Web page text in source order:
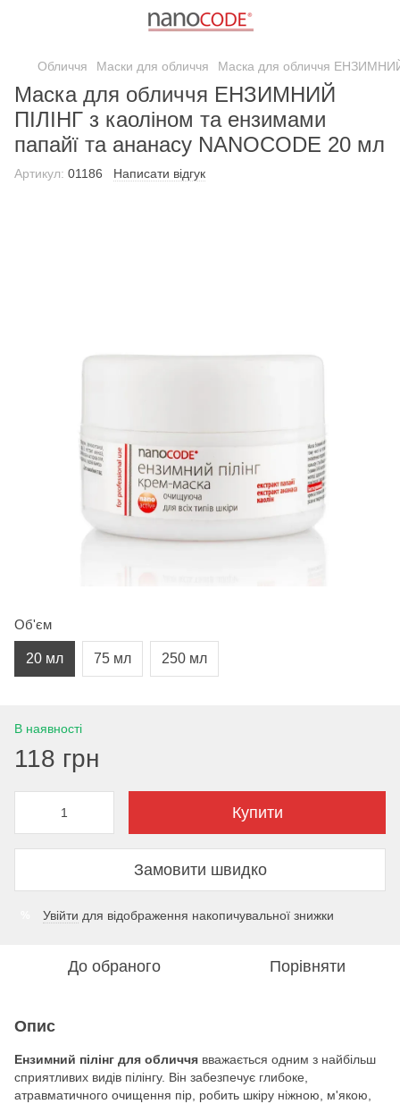
Обличчя Маски для обличчя Маска для обличчя ЕНЗИМНИЙ
Маска для обличчя ЕНЗИМНИЙ
ПІЛІНГ з каоліном та ензимами
папайї та ананасу NANOCODE 20 мл
Артикул: 01186 Написати відгук
Об'єм
20 мл 75 мл 250 мл
В наявності
118 грн
Купити
Замовити швидко
Увійти для відображення накопичувальної знижки
До обраного Порівняти
Опис
Ензимний пілінг для обличчя вважається одним з найбільш
сприятливих видів пілінгу. Він забезпечує глибоке,
атравматичного очищення пір, робить шкіру ніжною, м'якою,